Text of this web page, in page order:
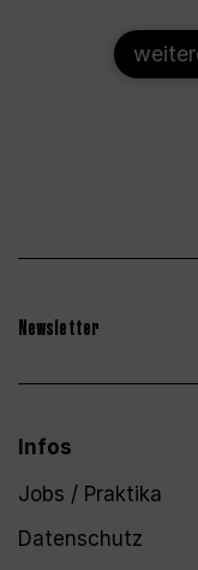
Newsletter
Infos
Jobs / Praktika
Datenschutz